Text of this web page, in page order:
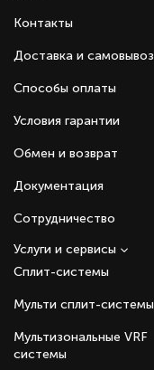
Контакты
Доставка и самовывоз
Способы оплаты
Условия гарантии
Обмен и возврат
Документация
Сотрудничество
Сплит-системы
Мульти сплит-системы
Мультизональные VRF
системы
Услуги и сервисы